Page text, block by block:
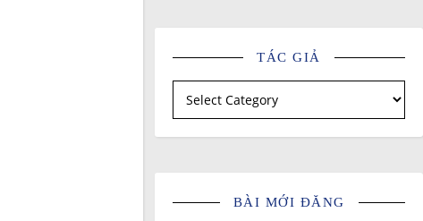
TÁC GIẢ
Tác giả
BÀI MỚI ĐĂNG